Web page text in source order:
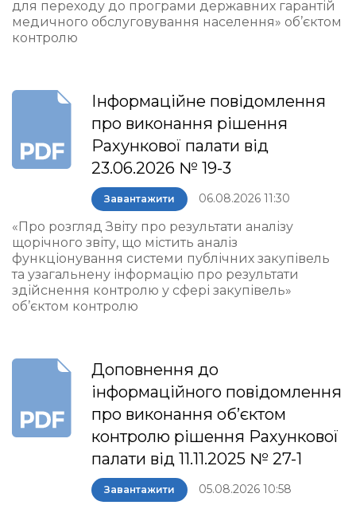
для переходу до програми державних гарантій
медичного обслуговування населення» об’єктом
контролю
Інформаційне повідомлення
про виконання рішення
Рахункової палати від
23.06.2026 № 19-3
Завантажити 06.08.2026 11:30
«Про розгляд Звіту про результати аналізу
щорічного звіту, що містить аналіз
функціонування системи публічних закупівель
та узагальнену інформацію про результати
здійснення контролю у сфері закупівель»
об’єктом контролю
Доповнення до
інформаційного повідомлення
про виконання об’єктом
контролю рішення Рахункової
палати від 11.11.2025 № 27-1
Завантажити 05.08.2026 10:58